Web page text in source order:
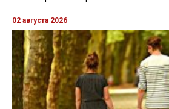
02 августа 2026